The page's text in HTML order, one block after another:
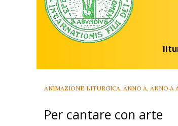
ANIMAZIONE LITURGICA ANNO A ANNO A
Per cantare con arte